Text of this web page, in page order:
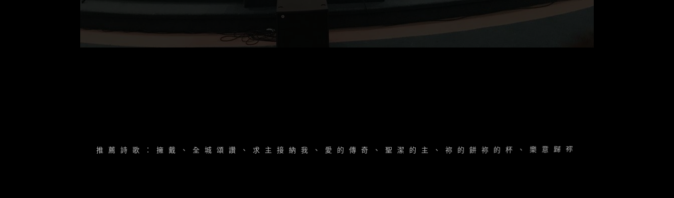
推 薦 詩 歌 ： 擁 戴 、 全 城 頌 讚 、 求 主 接 納 我 、 愛 的 傳 奇 、 聖 潔 的 主 、 祢 的 餅 祢 的 杯 、 樂 意 歸 祢